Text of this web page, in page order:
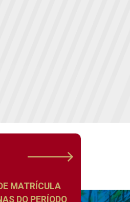
MATRÍCULA
DO PERÍODO